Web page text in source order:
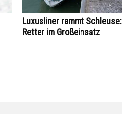
Luxusliner rammt Schleuse:
Retter im Großeinsatz